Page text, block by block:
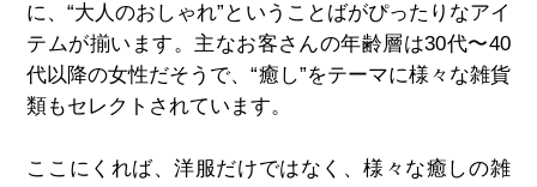
に、“大人のおしゃれ”ということばがぴったりなアイ
テムが揃います。主なお客さんの年齢層は30代〜40
代以降の女性だそうで、“癒し”をテーマに様々な雑貨
類もセレクトされています。
ここにくれば、洋服だけではなく、様々な癒しの雑